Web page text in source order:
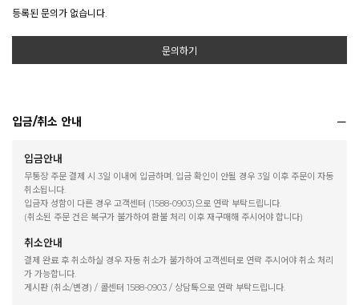
등록된 문의가 없습니다.
문의하기
입금/취소 안내
입금안내
무통장 주문 결제 시 3일 이내에 입금하며, 입금 확인이 안될 경우 3일 이후 주문이 자동
취소됩니다.
입금자 성함이 다른 경우 고객센터 (1588-0903)으로 연락 부탁드립니다.
(취소된 주문 건은 복구가 불가하여 환불 처리 이후 재구매해 주시어야 합니다)
취소안내
결제 완료 후 취소하실 경우 자동 취소가 불가하여 고객센터로 연락 주시어야 취소 처리
가 가능합니다.
게시판 (취소/변경) / 콜센터 1588-0903 / 상담톡으로 연락 부탁드립니다.